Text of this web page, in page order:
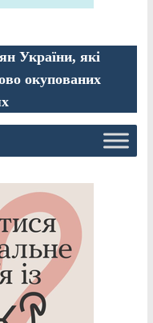
України, які
окупованих